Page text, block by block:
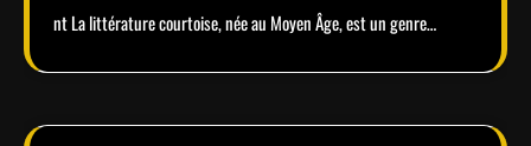
nt La littérature courtoise, née au Moyen Âge, est un genre…